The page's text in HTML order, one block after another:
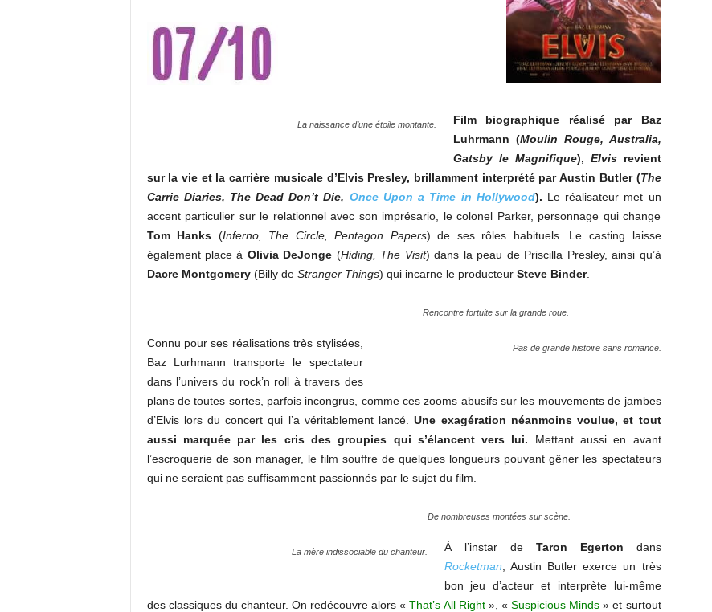
La naissance d’une étoile montante.
Film biographique réalisé par Baz
Luhrmann (Moulin Rouge, Australia,
Gatsby le Magnifique), Elvisrevient
sur la vie et la carrière musicale d’Elvis Presley, brillamment interprété par Austin Butler (The
Carrie Diaries, The Dead Don’t Die, Once Upon a Time in Hollywood). Le réalisateur met un
accent particulier sur le relationnel avec son imprésario, le colonel Parker, personnage qui change
Tom Hanks (Inferno, The Circle, Pentagon Papers) de ses rôles habituels. Le casting laisse
également place à Olivia DeJonge (Hiding, The Visit) dans la peau de Priscilla Presley, ainsi qu’à
Dacre Montgomery(Billy de Stranger Things) qui incarne le producteur Steve Binder.
Rencontre fortuite sur la grande roue.
Pas de grande histoire sans romance.
Connu pour ses réalisations très stylisées,
Baz Lurhmann transporte le spectateur
dans l’univers du rock’n roll à travers des
plans de toutes sortes, parfois incongrus, comme ces zooms abusifs sur les mouvements de jambes
d’Elvis lors du concert qui l’a véritablement lancé.Une exagération néanmoins voulue, et tout
aussi marquée par les cris des groupies qui s’élancent vers lui. Mettant aussi en avant
l’escroquerie de son manager, le film souffre de quelques longueurs pouvant gêner les spectateurs
qui ne seraient pas suffisamment passionnés par le sujet du film.
De nombreuses montées sur scène.
La mère indissociable du chanteur. À l’instar de Taron Egerton dans
Rocketman , Austin Butler exerce un très
bon jeu d’acteur et interprète lui-même
des classiques du chanteur. On redécouvre alors «That’s All Right», «Suspicious Minds » et surtout